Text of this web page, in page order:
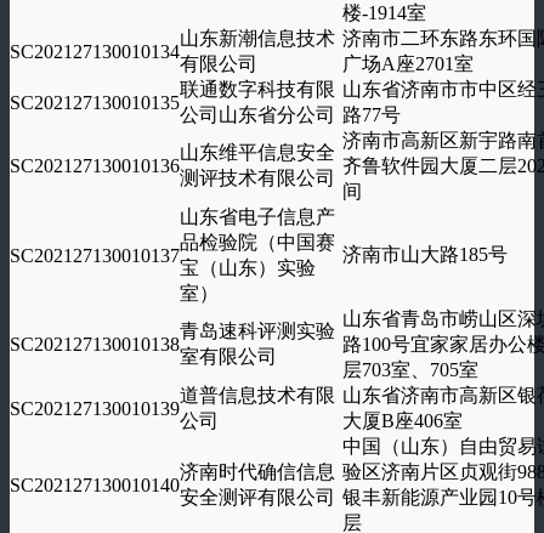
楼-1914室
SC202127130010134
山东新潮信息技术
有限公司
济南市二环东路东环国
广场A座2701室
SC202127130010135
联通数字科技有限
公司山东省分公司
山东省济南市市中区经
路77号
SC202127130010136
山东维平信息安全
测评技术有限公司
济南市高新区新宇路南
齐鲁软件园大厦二层
间
SC202127130010137
山东省电子信息产
品检验院（中国赛
宝（山东）实验
室）
济南市山大路185号
SC202127130010138
青岛速科评测实验
室有限公司
山东省青岛市崂山区深
路100号宜家家居办公
层703室、705室
SC202127130010139
道普信息技术有限
公司
山东省济南市高新区银
大厦B座406室
SC202127130010140
济南时代确信信息
安全测评有限公司
中国（山东）自由贸易
验区济南片区贞观街
银丰新能源产业园10号
层